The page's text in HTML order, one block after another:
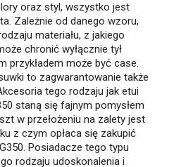
oraz styl, wszystko jest
Zależnie od danego wzoru,
materiału, z jakiego
chronić wyłącznie tył
przykładem może być case.
to zagwarantowanie także
tego rodzaju jak etui
staną się fajnym pomysłem
w przełożeniu na zalety jest
z czym opłaca się zakupić
Posiadacze tego typu
rodzaju udoskonalenia i